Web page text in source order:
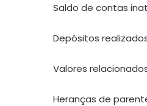
Saldo de contas
Depósitos
Valores
Heranças de